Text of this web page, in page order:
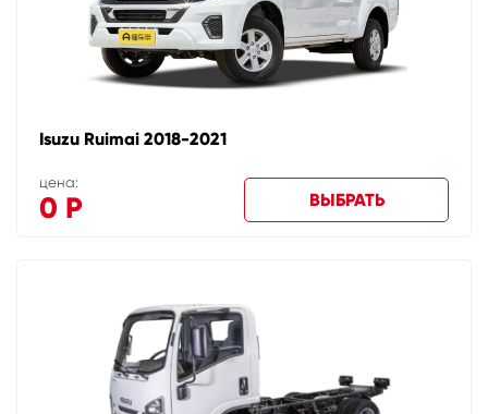
Isuzu Ruimai 2018-2021
цена:
0 Р ВЫБРАТЬ